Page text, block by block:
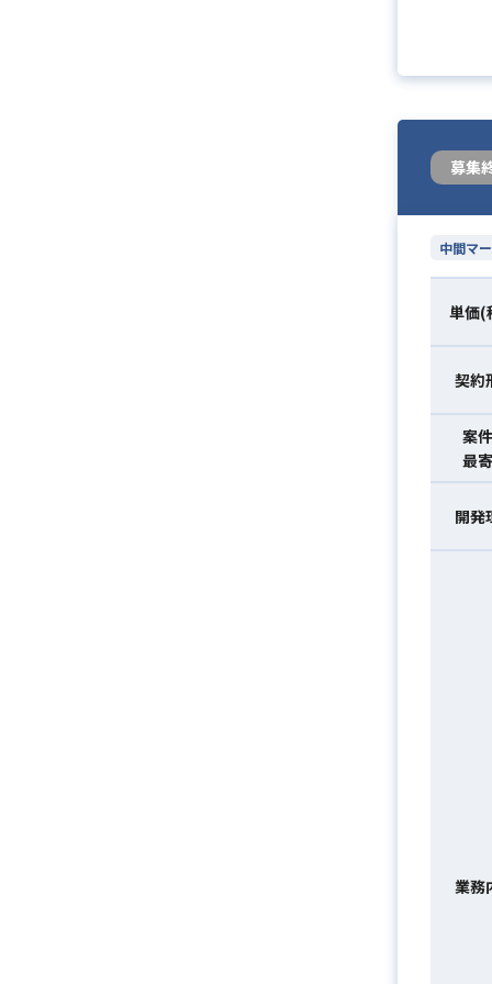
募集
中間マ
単価(
契約
案
最
開発
業務